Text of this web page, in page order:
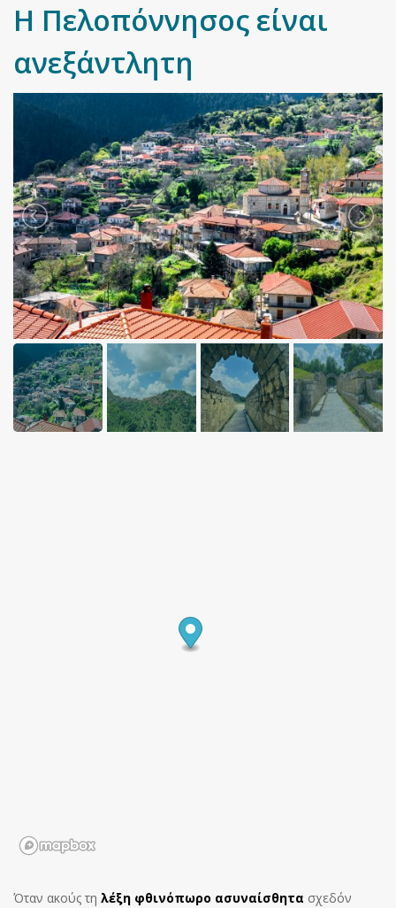
Η Πελοπόννησος είναι
ανεξάντλητη
Όταν ακούς τη λέξη φθινόπωρο ασυναίσθητα σχεδόν